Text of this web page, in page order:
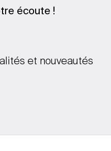
écoute !
et nouveautés